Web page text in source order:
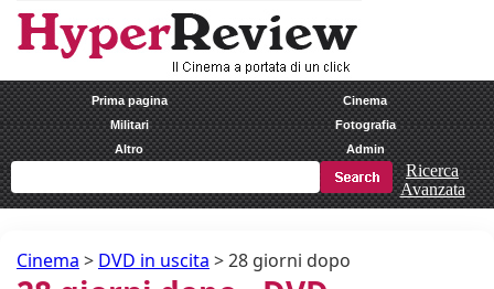
Prima pagina
Cinema
Militari
Fotografia
Altro
Admin
Ricerca
Avanzata
Cinema > DVD in uscita >28 giorni dopo